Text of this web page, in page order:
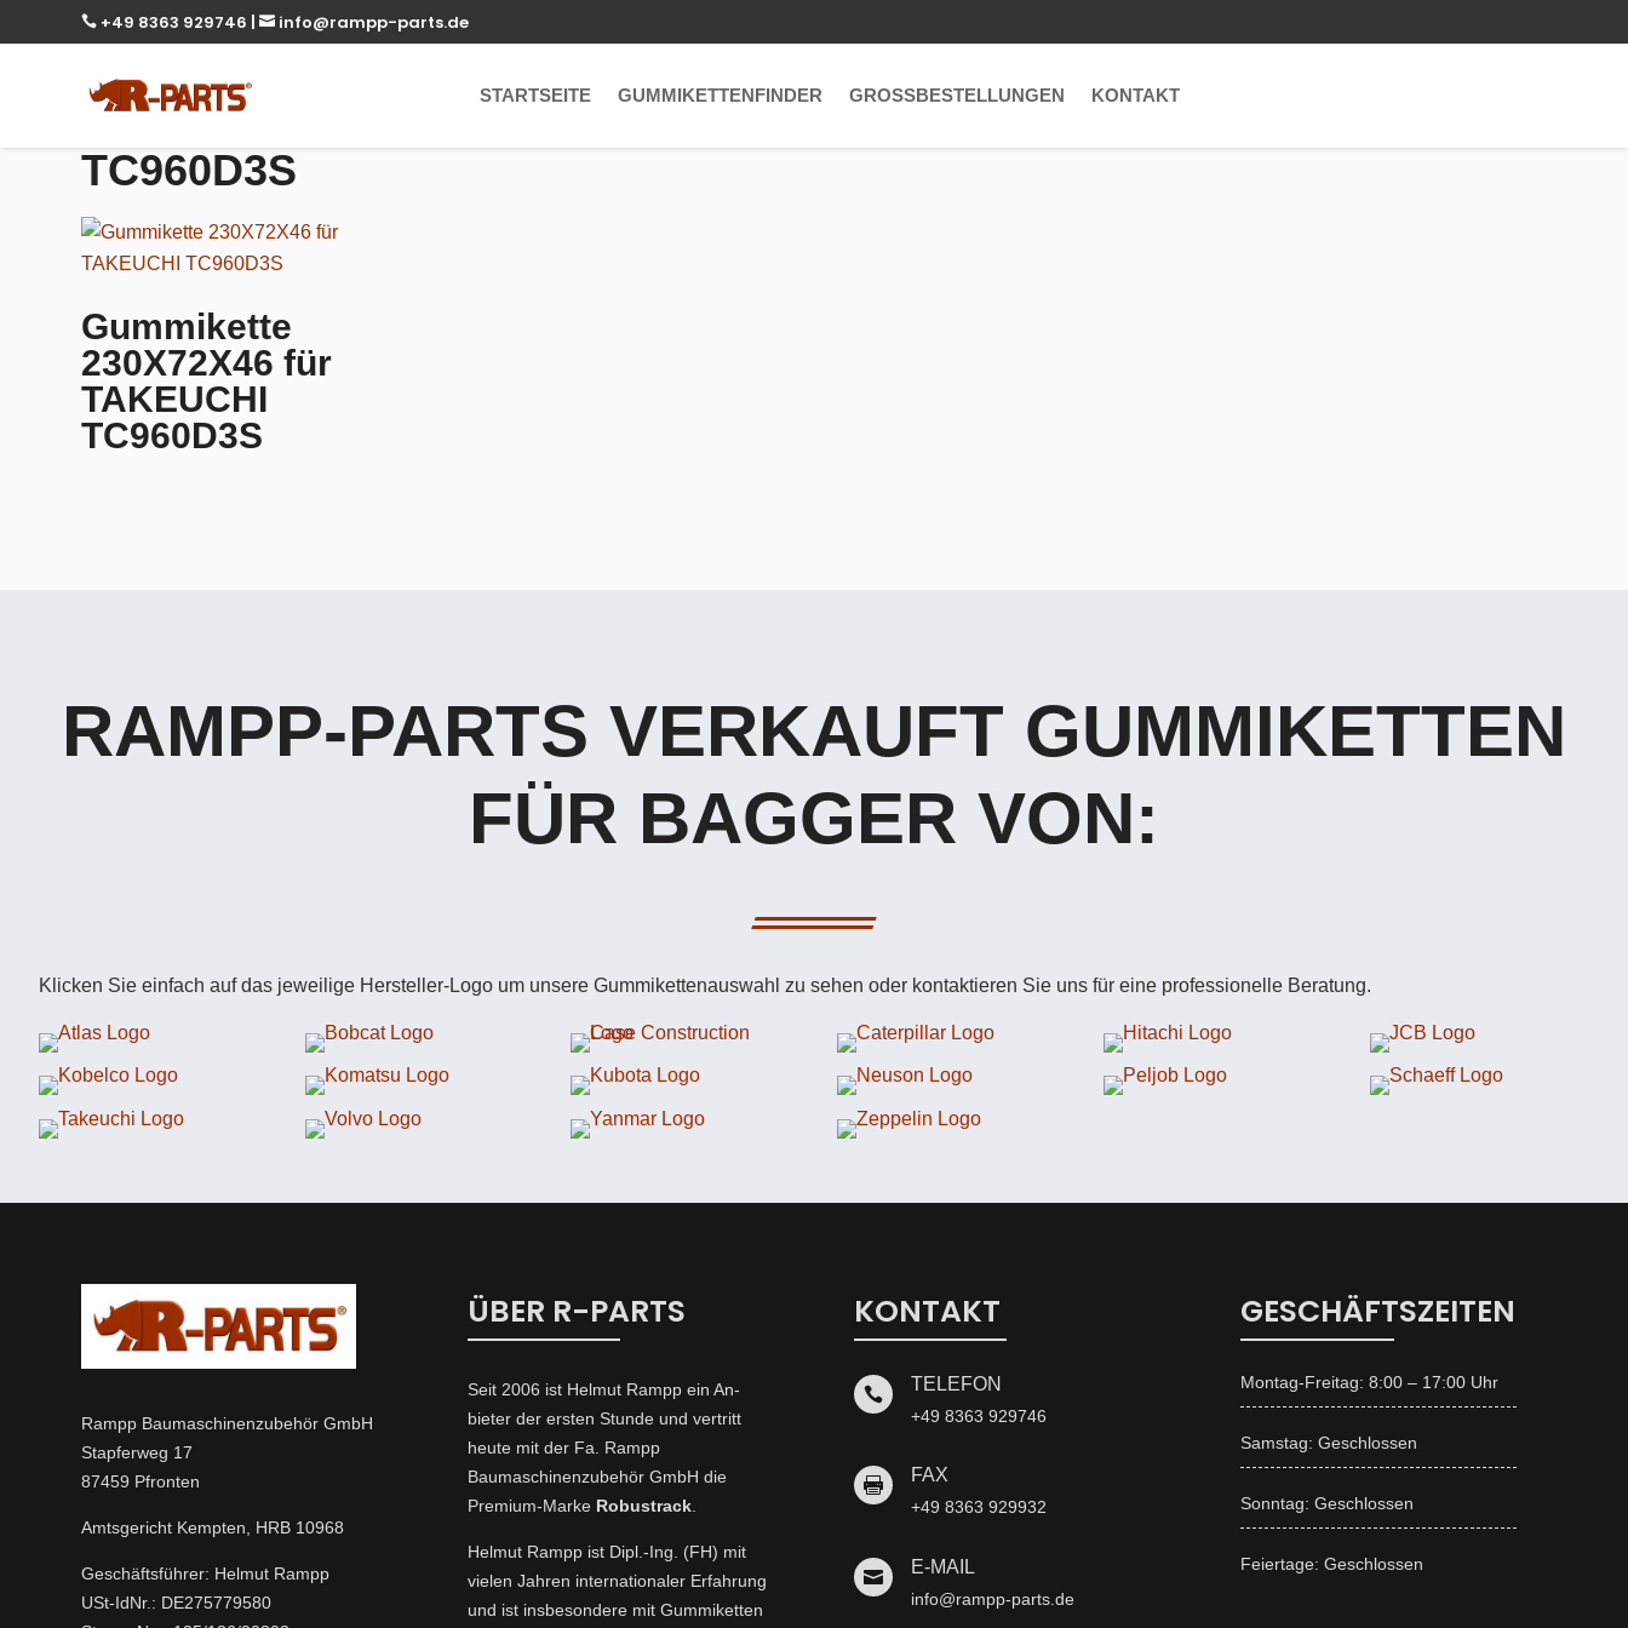
 +49 8363 929746 | info@rampp-parts.de
STARTSEITE GUMMIKETTENFINDER GROSSBESTELLUNGEN KONTAKT
TC960D3S
Gummikette
230X72X46 für
TAKEUCHI
TC960D3S
RAMPP-PARTS VERKAUFT GUMMIKETTEN
FÜR BAGGER VON:
Klicken Sie einfach auf das jeweilige Hersteller-Logo um unsere Gummikettenauswahl zu sehen oder kontaktieren Sie uns für eine professionelle Beratung.
Rampp Baumaschinenzubehör GmbH
Stapferweg 17
87459 Pfronten
Amtsgericht Kempten, HRB 10968
Geschäftsführer: Helmut Rampp
USt-IdNr.: DE275779580
ÜBER R-PARTS
Seit 2006 ist Helmut Rampp ein An­
bieter der ersten Stunde und vertritt
heute mit der Fa. Rampp
Baumaschinenzubehör GmbH die
Premium-Marke Robustrack
Helmut Rampp ist Dipl.-Ing. (FH) mit
vielen Jahren internationaler Erfahrung
und ist insbesondere mit Gummiketten
KONTAKT
 TELEFON
+49 8363 929746
 FAX
+49 8363 929932
 E-MAIL
info@rampp-parts.de
GESCHÄFTSZEITEN
Montag-Freitag: 8:00 – 17:00 Uhr
Samstag: Geschlossen
Sonntag: Geschlossen
Feiertage: Geschlossen